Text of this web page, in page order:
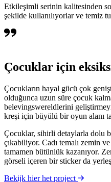
Etkileşimli serinin kalitesinden
şekilde kullanılıyorlar ve temiz
Çocuklar için
Çocukların hayal gücü çok
olduğunca uzun süre çocuk
belevingswereldlerini
kreşi için büyülü bir oyun alanı
Çocuklar, sihirli detaylarla dolu
çıkabiliyor. Cadı temalı zemin
tamamen bütünlük kazanıyor.
görseli içeren bir sticker da
Bekijk hier het project